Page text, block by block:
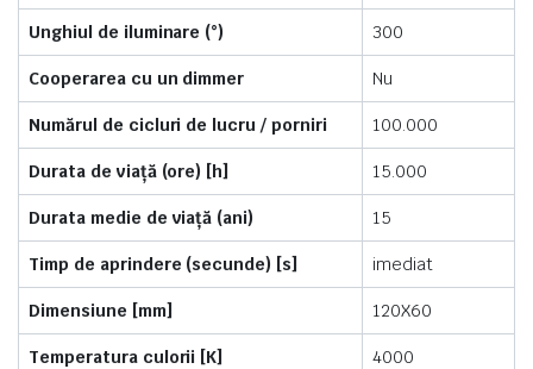
Unghiul de iluminare (°) 300
Cooperarea cu un dimmer Nu
Numărul de cicluri de lucru / porniri 100.000
Durata de viață (ore) [h] 15.000
Durata medie de viață (ani) 15
Timp de aprindere (secunde) [s] imediat
Dimensiune [mm] 120X60
Temperatura culorii [K] 4000